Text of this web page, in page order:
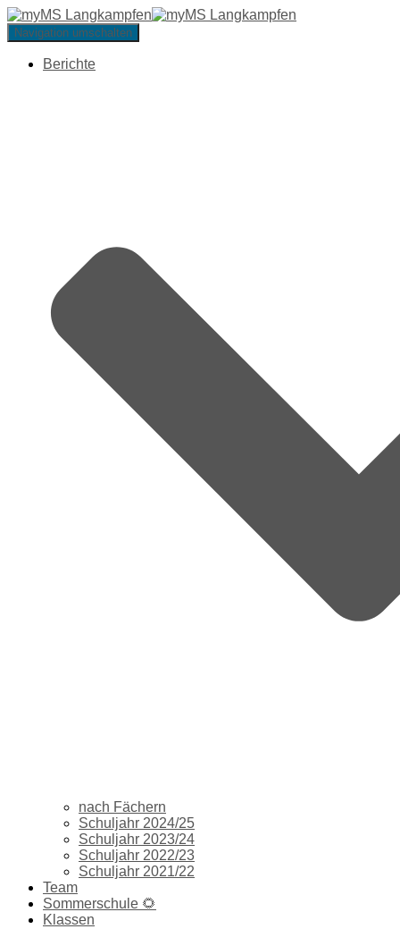
Navigation umschalten
Berichte
nach Fächern
Schuljahr 2024/25
Schuljahr 2023/24
Schuljahr 2022/23
Schuljahr 2021/22
Team
Sommerschule 🌻
Klassen